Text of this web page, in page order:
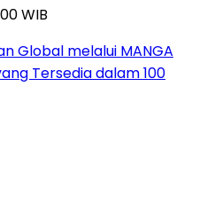
WIB
Global melalui MANGA
Tersedia dalam 100